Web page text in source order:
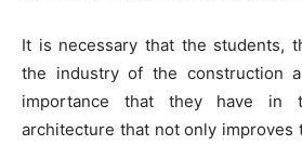
It is necessary that the students,
the industry of the construction
importance that they have in
architecture that not only improves